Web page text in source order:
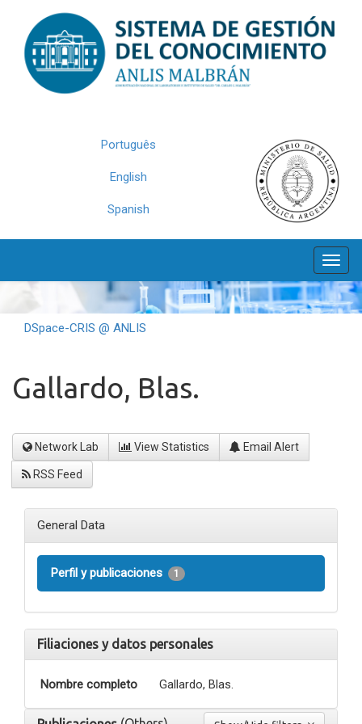
navigation
Português
English
Spanish
DSpace-CRIS @ ANLIS
Gallardo, Blas.
Network Lab View Statistics Email Alert
RSS Feed
General Data
Perfil y publicaciones 1
Filiaciones y datos personales
Nombre completo Gallardo, Blas.